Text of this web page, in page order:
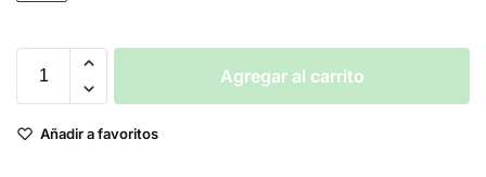
Agregar al carrito
Añadir a favoritos